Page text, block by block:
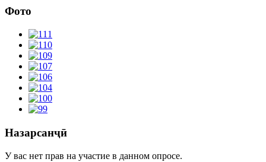
Фото
Назарсанҷӣ
У вас нет прав на участие в данном опросе.